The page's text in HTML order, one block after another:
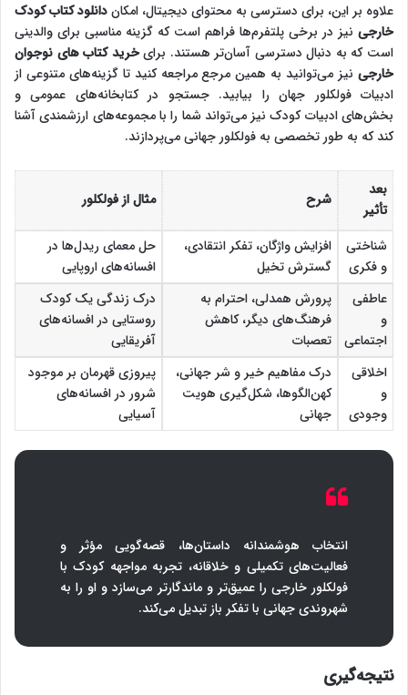
علاوه بر این، برای دسترسی به محتوای دیجیتال، امکاندانلود کتاب کودک
خارجی نیز در برخی پلتفرم‌ها فراهم است که گزینه مناسبی برای والدینی
است که به دنبال دسترسی آسان‌تر هستند. برایخرید کتاب‌ های نوجوان
خارجی نیز می‌توانید به همین مرجع مراجعه کنید تا گزینه‌های متنوعی از
ادبیات فولکلور جهان را بیابید. جستجو در کتابخانه‌های عمومی و
بخش‌های ادبیات کودک نیز می‌تواند شما را با مجموعه‌های ارزشمندی آشنا
کند که به طور تخصصی به فولکلور جهانی می‌پردازند.
بعد
تأثیر
شرح مثال از فولکلور
شناختی
و فکری
افزایش واژگان، تفکر انتقادی،
گسترش تخیل
حل معمای ریدل‌ها در
افسانه‌های اروپایی
عاطفی
و
اجتماعی
پرورش همدلی، احترام به
فرهنگ‌های دیگر، کاهش
تعصبات
درک زندگی یک کودک
روستایی در افسانه‌های
آفریقایی
اخلاقی
و
وجودی
درک مفاهیم خیر و شر جهانی،
کهن‌الگوها، شکل‌گیری هویت
جهانی
پیروزی قهرمان بر موجود
شرور در افسانه‌های
آسیایی
انتخاب هوشمندانه داستان‌ها، قصه‌گویی مؤثر و
فعالیت‌های تکمیلی و خلاقانه، تجربه مواجهه کودک با
فولکلور خارجی را عمیق‌تر و ماندگارتر می‌سازد و او را به
شهروندی جهانی با تفکر باز تبدیل می‌کند.
نتیجه‌گیری